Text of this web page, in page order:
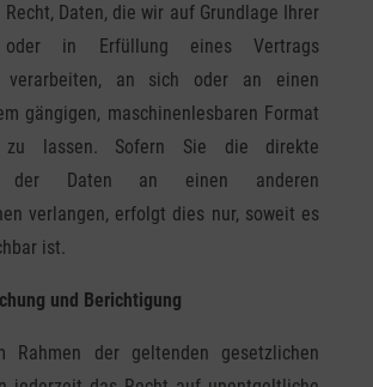
Recht, Daten, die wir auf Grundlage Ihrer
oder in Erfüllung eines Vertrags
verarbeiten, an sich oder an einen
gängigen, maschinenlesbaren Format
zu lassen. Sofern Sie die direkte
der Daten an einen anderen
verlangen, erfolgt dies nur, soweit es
ist.
und Berichtigung
Rahmen der geltenden gesetzlichen